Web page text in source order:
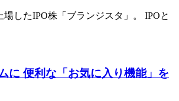
したIPO株「ブランジスタ」。 IPOと
に 便利な「お気に入り機能」を